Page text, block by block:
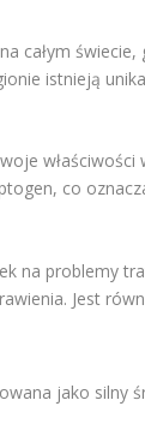
całym
istnieją
co
na problemy
Jest
jako silny